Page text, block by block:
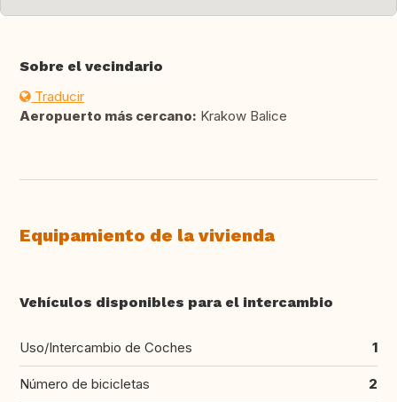
Sobre el vecindario
Traducir
Aeropuerto más cercano: Krakow Balice
Equipamiento de la vivienda
Vehículos disponibles para el intercambio
Uso/Intercambio de Coches 1
Número de bicicletas 2